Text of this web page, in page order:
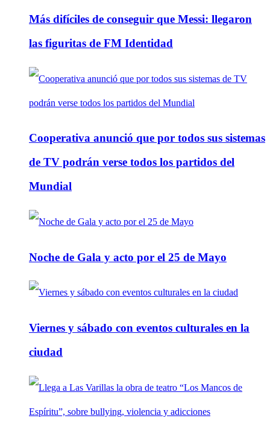
Más difíciles de conseguir que Messi: llegaron
las figuritas de FM Identidad
Cooperativa anunció que por todos sus sistemas
de TV podrán verse todos los partidos del
Mundial
Noche de Gala y acto por el 25 de Mayo
Viernes y sábado con eventos culturales en la
ciudad